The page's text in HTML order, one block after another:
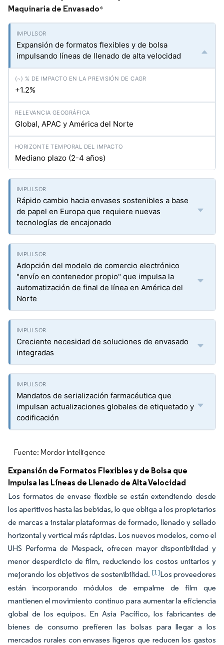
Maquinaria de Envasado*
Expansión de formatos flexibles y de bolsa
impulsando líneas de llenado de alta velocidad
+1.2%
Global, APAC y América del Norte
Mediano plazo (2-4 años)
Rápido cambio hacia envases sostenibles a base
de papel en Europa que requiere nuevas
tecnologías de encajonado
Adopción del modelo de comercio electrónico
"envío en contenedor propio" que impulsa la
automatización de final de línea en América del
Norte
Creciente necesidad de soluciones de envasado
integradas
Mandatos de serialización farmacéutica que
impulsan actualizaciones globales de etiquetado y
codificación
Fuente: Mordor Intelligence
Expansión de Formatos Flexibles y de Bolsa que
Impulsa las Líneas de Llenado de Alta Velocidad
Los formatos de envase flexible se están extendiendo desde
los aperitivos hasta las bebidas, lo que obliga a los propietarios
de marcas a instalar plataformas de formado, llenado y sellado
horizontal y vertical más rápidas. Los nuevos modelos, como el
UHS Performa de Mespack, ofrecen mayor disponibilidad y
menor desperdicio de film, reduciendo los costos unitarios y
mejorando los objetivos de sostenibilidad. [1]Los proveedores
están incorporando módulos de empalme de film que
mantienen el movimiento continuo para aumentar la eficiencia
global de los equipos. En Asia Pacífico, los fabricantes de
bienes de consumo prefieren las bolsas para llegar a los
mercados rurales con envases ligeros que reducen los gastos